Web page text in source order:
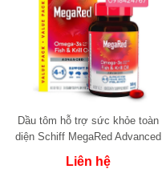
Dầu tôm hỗ trợ sức khỏe toàn
diện Schiff MegaRed Advanced
Liên hệ